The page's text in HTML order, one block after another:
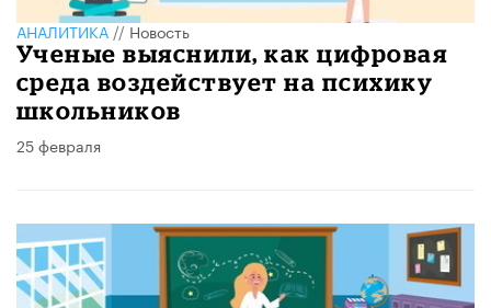
АНАЛИТИКА//Новость
Ученые выяснили, как цифровая
среда воздействует на психику
школьников
25 февраля